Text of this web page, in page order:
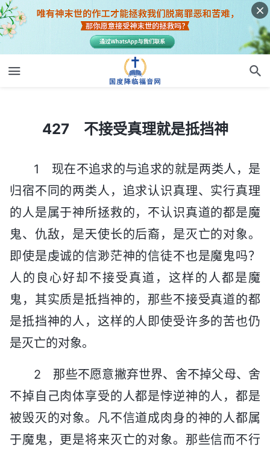
427 不接受真理就是抵挡神
1 现在不追求的与追求的就是两类人，是
归宿不同的两类人，追求认识真理、实行真理
的人是属于神所拯救的，不认识真道的都是魔
鬼、仇敌，是天使长的后裔，是灭亡的对象。
即使是虔诚的信渺茫神的信徒不也是魔鬼吗？
人的良心好却不接受真道，这样的人都是魔
鬼，其实质是抵挡神的，那些不接受真道的都
是抵挡神的人，这样的人即使受许多的苦也仍
是灭亡的对象。
2 那些不愿意撇弃世界、舍不掉父母、舍
不掉自己肉体享受的人都是悖逆神的人，都是
被毁灭的对象。凡不信道成肉身的神的人都属
于魔鬼，更是将来灭亡的对象。那些信而不行